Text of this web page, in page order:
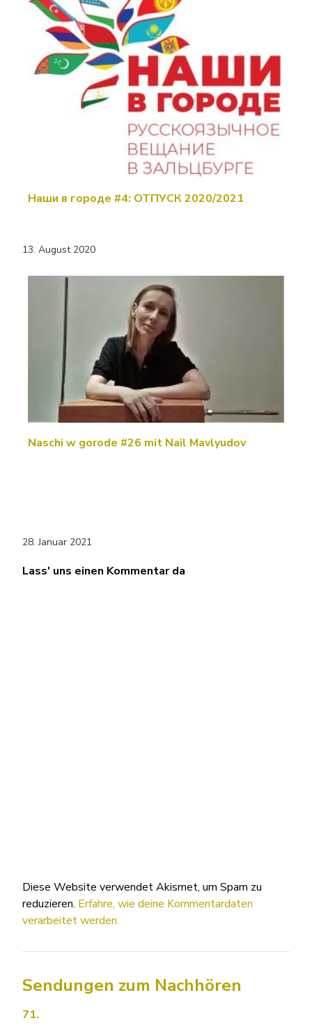
Наши в городе #4: ОТПУСК 2020/2021
13. August 2020
Naschi w gorode #26 mit Nail Mavlyudov
28. Januar 2021
Lass' uns einen Kommentar da
Diese Website verwendet Akismet, um Spam zu
reduzieren. Erfahre, wie deine Kommentardaten
verarbeitet werden.
Sendungen zum Nachhören
71.